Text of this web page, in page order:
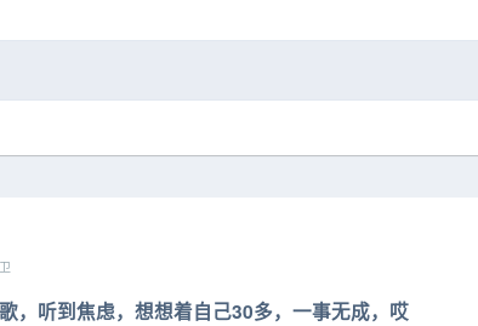
，听到焦虑，想想着自己30多，一事无成，哎